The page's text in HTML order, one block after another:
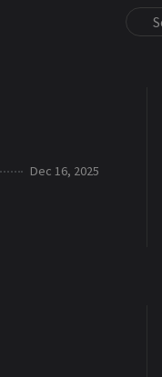
Dec 16, 2025